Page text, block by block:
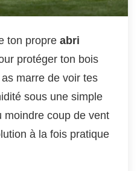
ton propre abri
protéger ton bois
marre de voir tes
sous une simple
moindre coup de vent
à la fois pratique